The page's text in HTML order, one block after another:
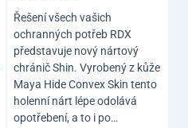
Řešení všech vašich
ochranných potřeb RDX
představuje nový nártový
chránič Shin. Vyrobený z kůže
Maya Hide Convex Skin tento
holenní nárt lépe odolává
opotřebení, a to i po…